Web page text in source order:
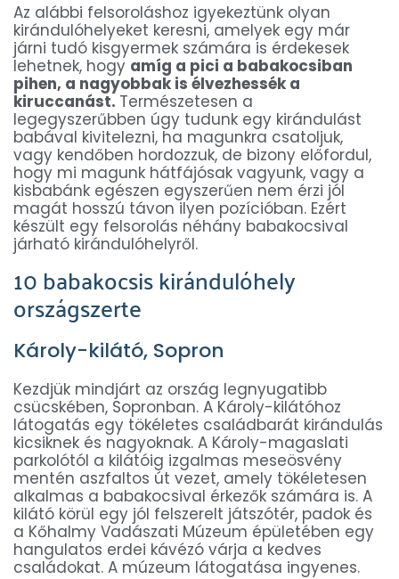
Az alábbi felsoroláshoz igyekeztünk olyan
kirándulóhelyeket keresni, amelyek egy már
járni tudó kisgyermek számára is érdekesek
lehetnek, hogy amíg a pici a babakocsiban
pihen, a nagyobbak is élvezhessék a
kiruccanást. Természetesen a
legegyszerűbben úgy tudunk egy kirándulást
babával kivitelezni, ha magunkra csatoljuk,
vagy kendőben hordozzuk, de bizony előfordul,
hogy mi magunk hátfájósak vagyunk, vagy a
kisbabánk egészen egyszerűen nem érzi jól
magát hosszú távon ilyen pozícióban. Ezért
készült egy felsorolás néhány babakocsival
járható kirándulóhelyről.
10 babakocsis kirándulóhely
országszerte
Károly-kilátó, Sopron
Kezdjük mindjárt az ország legnyugatibb
csücskében, Sopronban. A Károly-kilátóhoz
látogatás egy tökéletes családbarát kirándulás
kicsiknek és nagyoknak. A Károly-magaslati
parkolótól a kilátóig izgalmas meseösvény
mentén aszfaltos út vezet, amely tökéletesen
alkalmas a babakocsival érkezők számára is. A
kilátó körül egy jól felszerelt játszótér, padok és
a Kőhalmy Vadászati Múzeum épületében egy
hangulatos erdei kávézó várja a kedves
családokat. A múzeum látogatása ingyenes.